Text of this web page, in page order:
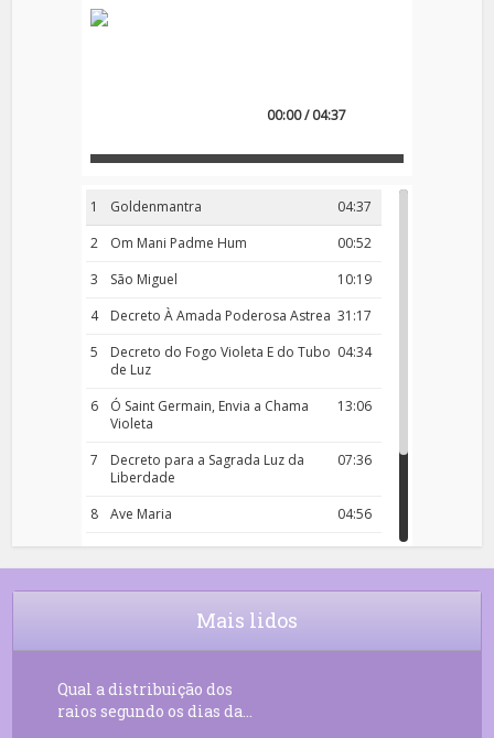
00:00 / 04:37
1 04:37
Goldenmantra
2
00:52
Om Mani Padme Hum
3
10:19
São Miguel
4
31:17
Decreto À Amada Poderosa Astrea
5
04:34
Decreto do Fogo Violeta E do Tubo
de Luz
6
13:06
Ó Saint Germain, Envia a Chama
Violeta
7
07:36
Decreto para a Sagrada Luz da
Liberdade
8
04:56
Ave Maria
9
18:00
Rosário da Criança
10
04:43
Decreto 50.03 – Diante da Vossa
Mais lidos
Qual a distribuição dos
raios segundo os dias da...